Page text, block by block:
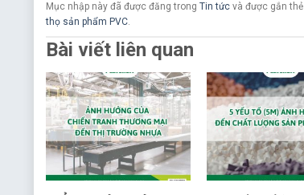
Mục nhập này đã được đăng trong Tin tức và được gắn thẻ
thọ sản phẩm PVC.
Bài viết liên quan